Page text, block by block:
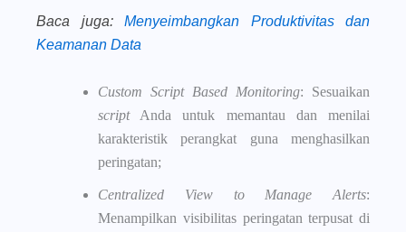
Baca juga:
Menyeimbangkan Produktivitas dan
Keamanan Data
Custom Script Based Monitoring: Sesuaikan
scriptAnda untuk memantau dan menilai
karakteristik perangkat guna menghasilkan
peringatan;
Centralized View to Manage Alerts:
Menampilkan visibilitas peringatan terpusat di